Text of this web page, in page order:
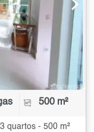
500 m²
quartos - 500 m²